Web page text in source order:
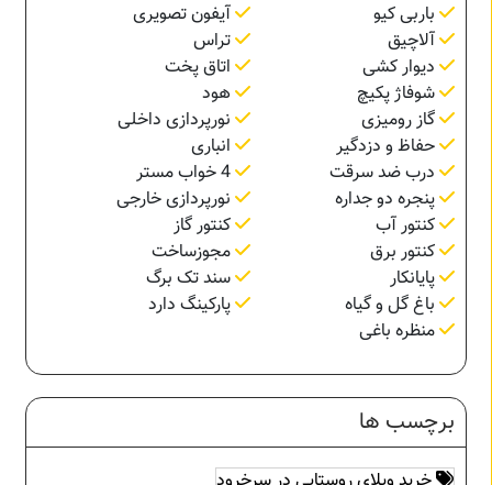
باربی کیو
آیفون تصویری
آلاچیق
تراس
دیوار کشی
اتاق پخت
شوفاژ پکیچ
هود
گاز رومیزی
نورپردازی داخلی
حفاظ و دزدگیر
انباری
درب ضد سرقت
4 خواب مستر
پنجره دو جداره
نورپردازی خارجی
کنتور آب
کنتور گاز
کنتور برق
مجوزساخت
پایانکار
سند تک برگ
باغ گل و گیاه
پارکینگ دارد
منظره باغی
برچسب ها